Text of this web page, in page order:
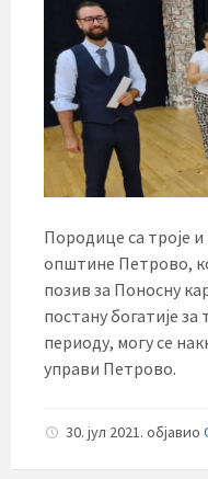
Породице са троје и
општине Петрово,
позив за Поносну
постану богатије
периоду, могу се
управи Петрово.
30. јул 2021. објавио